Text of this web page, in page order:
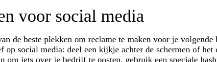
voor social media
de beste plekken om reclame te maken voor je
op social media: deel een kijkje achter de schermen of het
om iets over je bedrijf te posten, gebruik een speciale